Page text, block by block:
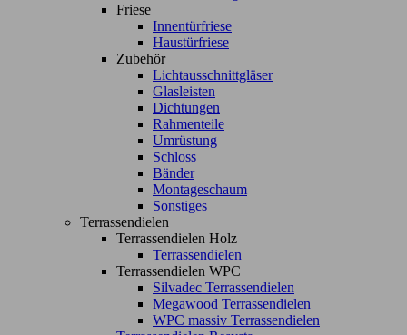
Friese
Innentürfriese
Haustürfriese
Zubehör
Lichtausschnittgläser
Glasleisten
Dichtungen
Rahmenteile
Umrüstung
Schloss
Bänder
Montageschaum
Sonstiges
Terrassendielen
Terrassendielen Holz
Terrassendielen
Terrassendielen WPC
Silvadec Terrassendielen
Megawood Terrassendielen
WPC massiv Terrassendielen